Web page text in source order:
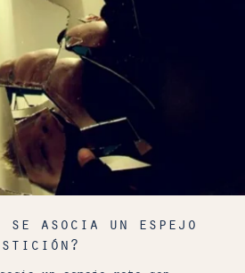
se asocia un espejo